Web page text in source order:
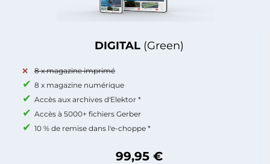
DIGITAL (Green)
8 x magazine imprimé
8 x magazine numérique
Accès aux archives d'Elektor *
Accès à 5000+ fichiers Gerber
10 % de remise dans l'e-choppe *
99,95 €